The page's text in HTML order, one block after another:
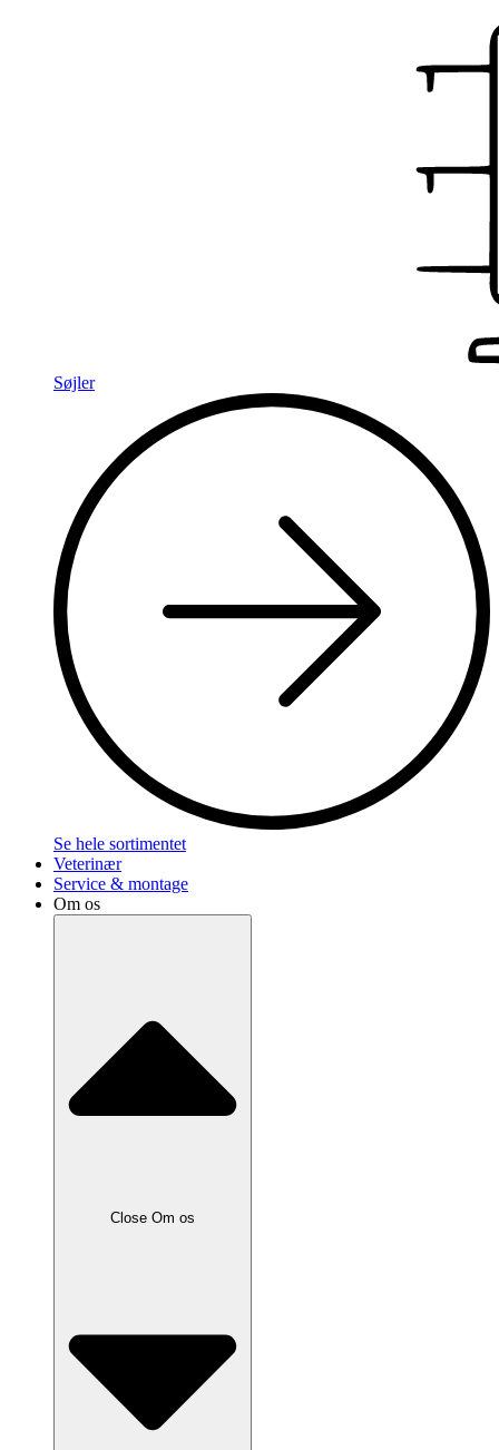
Søjler
Se hele sortimentet
Veterinær
Service & montage
Om os
Close Om os